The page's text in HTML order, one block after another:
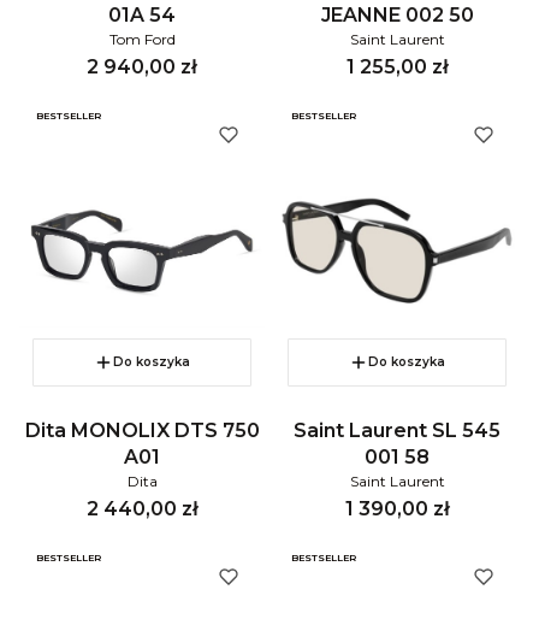
01A 54
Tom Ford
Cena
2 940,00 zł
JEANNE 002 50
Saint Laurent
Cena
1 255,00 zł
BESTSELLER
Do koszyka
Dita MONOLIX DTS 750
A01
Dita
Cena
2 440,00 zł
BESTSELLER
Do koszyka
Saint Laurent SL 545
001 58
Saint Laurent
Cena
1 390,00 zł
BESTSELLER BESTSELLER